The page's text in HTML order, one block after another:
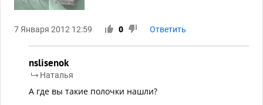
7 Января 2012 12:59 0 Ответить
nslisenok
Наталья
А где вы такие полочки нашли?